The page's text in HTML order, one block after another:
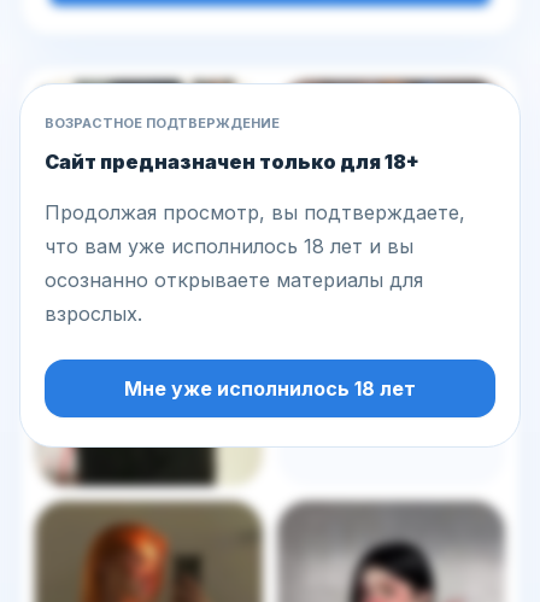
Другие фото этой модели
ВОЗРАСТНОЕ ПОДТВЕРЖДЕНИЕ
Сайт предназначен только для 18+
Продолжая просмотр, вы подтверждаете,
что вам уже исполнилось 18 лет и вы
осознанно открываете материалы для
взрослых.
Мне уже исполнилось 18 лет